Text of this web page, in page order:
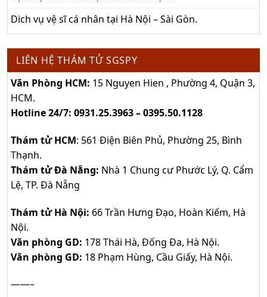
Dich vụ vệ sĩ cá nhân tại Hà Nội – Sài Gòn.
LIÊN HỆ THÁM TỬ SGSPY
Văn Phòng HCM: 15 Nguyen Hien , Phường 4, Quận 3,
HCM.
Hotline 24/7: 0931.25.3963 – 0395.50.1128
Thám tử HCM: 561 Điện Biên Phủ, Phường 25, Bình
Thạnh.
Thám tử Đà Nẵng: Nhà 1 Chung cư Phước Lý, Q. Cẩm
Lệ, TP. Đà Nẵng
Thám tử Hà Nội: 66 Trần Hưng Đạo, Hoàn Kiếm, Hà
Nội.
Văn phòng GD: 178 Thái Hà, Đống Đa, Hà Nội.
Văn phòng GD: 18 Phạm Hùng, Cầu Giấy, Hà Nội.
——–